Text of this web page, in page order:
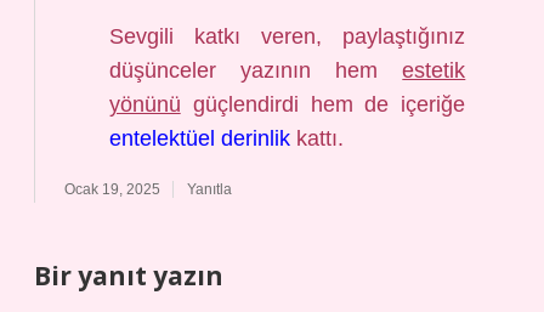
Sevgili katkı veren, paylaştığınız
düşünceler yazının hemestetik
yönünü güçlendirdi hem de içeriğe
entelektüel derinlikkattı.
Ocak 19, 2025 Yanıtla
Bir yanıt yazın